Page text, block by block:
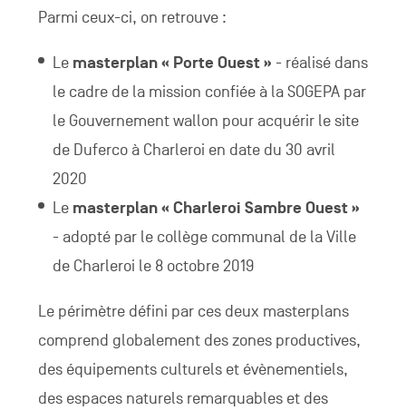
Parmi ceux-ci, on retrouve :
Le masterplan « Porte Ouest » - réalisé dans
le cadre de la mission confiée à la SOGEPA par
le Gouvernement wallon pour acquérir le site
de Duferco à Charleroi en date du 30 avril
2020
Le masterplan « Charleroi Sambre Ouest »
- adopté par le collège communal de la Ville
de Charleroi le 8 octobre 2019
Le périmètre défini par ces deux masterplans
comprend globalement des zones productives,
des équipements culturels et évènementiels,
des espaces naturels remarquables et des